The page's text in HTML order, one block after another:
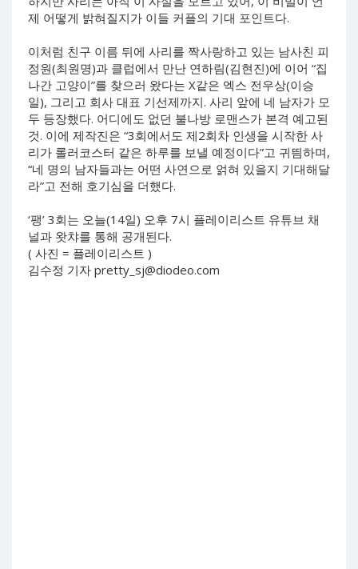
제 어떻게 밝혀질지가 이들 커플의 기대 포인트다.
이처럼 친구 이름 뒤에 사리를 짝사랑하고 있는 남사친 피
정원(최원명)과 클럽에서 만난 연하림(김현진)에 이어 “집
나간 고양이”를 찾으러 왔다는 X같은 엑스 전우상(이승
일), 그리고 회사 대표 기선제까지. 사리 앞에 네 남자가 모
두 등장했다. 어디에도 없던 불나방 로맨스가 본격 예고된
것. 이에 제작진은 “3회에서도 제2회차 인생을 시작한 사
리가 롤러코스터 같은 하루를 보낼 예정이다”고 귀띔하며,
“네 명의 남자들과는 어떤 사연으로 얽혀 있을지 기대해달
라”고 전해 호기심을 더했다.
‘팽’ 3회는 오늘(14일) 오후 7시 플레이리스트 유튜브 채
널과 왓챠를 통해 공개된다.
( 사진 = 플레이리스트 )
김수정 기자 pretty_sj@diodeo.com